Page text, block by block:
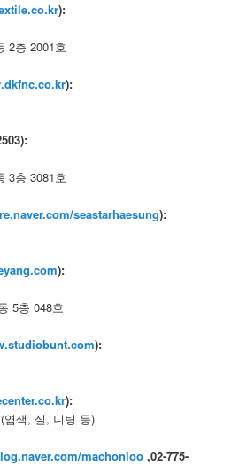
):
2층 2001호
):
3층 3081호
seastarhaesung):
):
5층 048호
):
):
염색, 실, 니팅 등)
machonloo,02-775-